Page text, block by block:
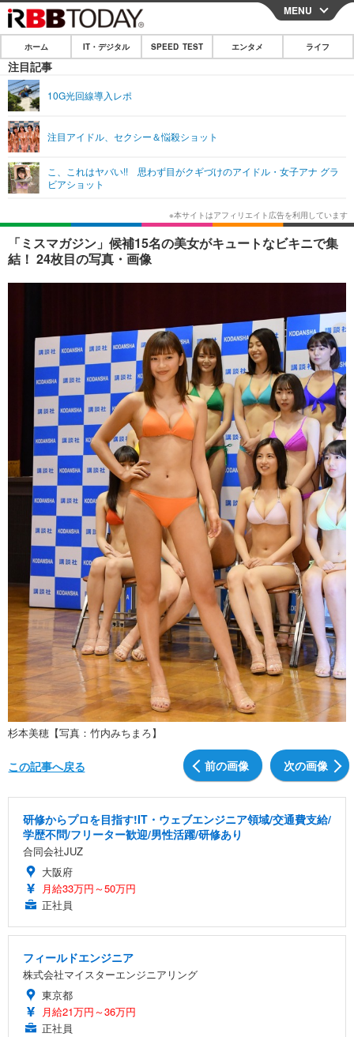
CLOSE
ホーム
IT・デジタル
ショッピング その他
SPEED TEST
エンタメ
エンタメTOP
韓国・芸能
音楽 スポーツ
ライフ
ライフTOP グルメ
ペット ショッピング
その他
リリース一覧
プッシュ通知の停止方法
MENU
ホーム IT・デジタル SPEED TEST エンタメ ライフ
注目記事
10G光回線導入レポ
注目アイドル、セクシー＆悩殺ショット
こ、これはヤバい!! 思わず目がクギづけのアイドル・女子アナ グラ
ビアショット
「ミスマガジン」候補15名の美女がキュートなビキニで集
結！ 24枚目の写真・画像
杉本美穂【写真：竹内みちまろ】
前の画像 次の画像
この記事へ戻る
研修からプロを目指す!IT・ウェブエンジニア領域/交通費支給/
学歴不問/フリーター歓迎/男性活躍/研修あり
合同会社JUZ
大阪府
月給33万円～50万円
正社員
フィールドエンジニア
株式会社マイスターエンジニアリング
東京都
月給21万円～36万円
正社員